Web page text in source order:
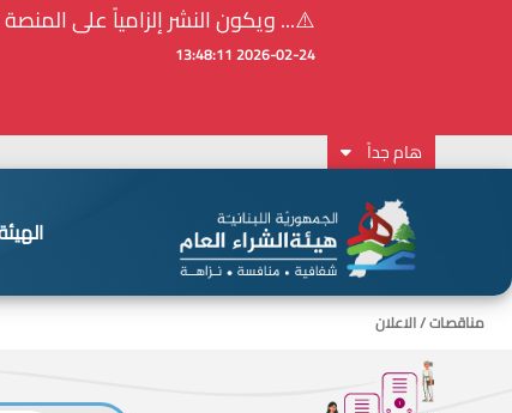
⚠️... ويكون النشر إلزامياً على المنصة
2026-02-24 13:48:11
هام جداً
مناقصات / الاعلان